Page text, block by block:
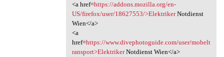
<a href=https://addons.mozilla.org/en-
US/firefox/user/18627553/>ElektrikerNotdienst
Wien</a>
<a
href=https://www.divephotoguide.com/user/mobelt
ransport>ElektrikerNotdienst Wien</a>